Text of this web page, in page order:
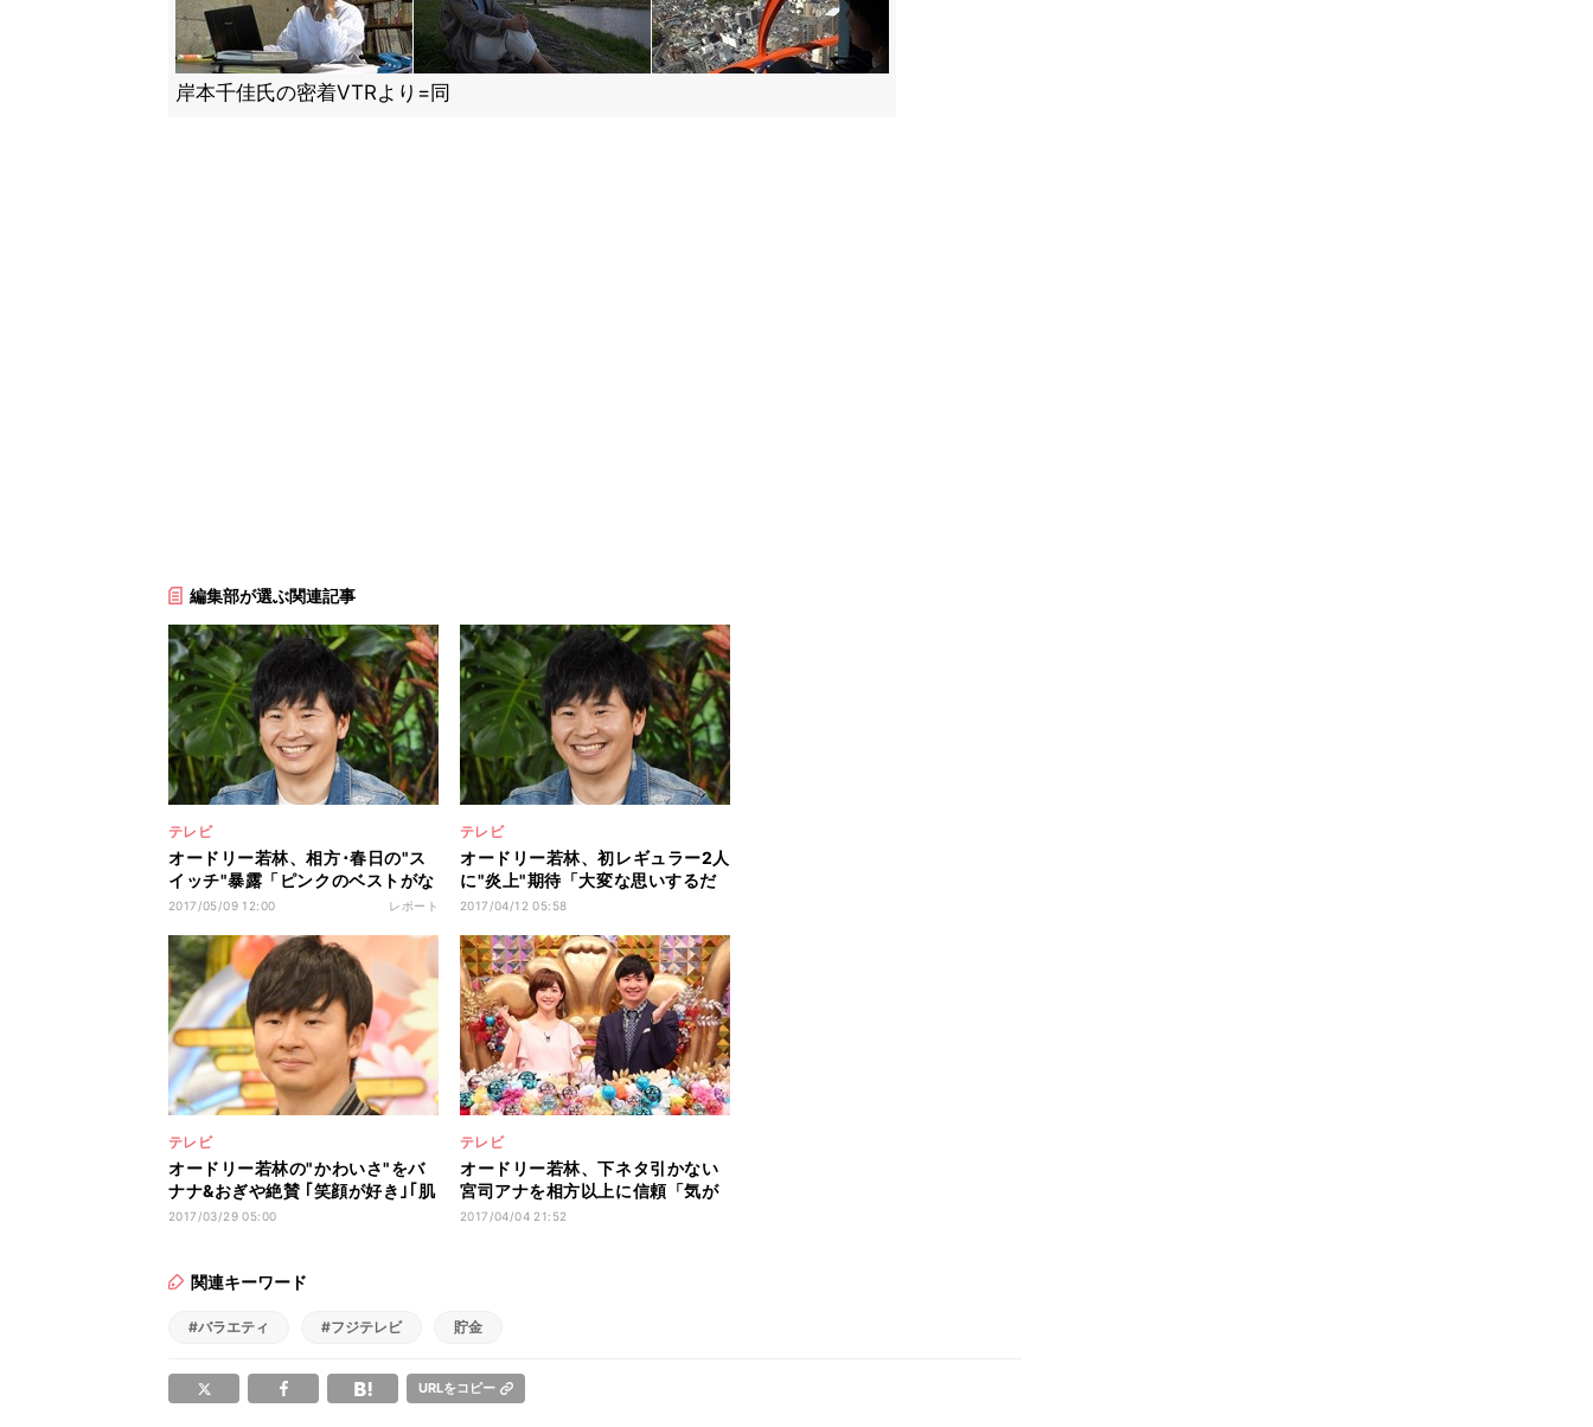
岸本千佳氏の密着VTRより=同
編集部が選ぶ関連記事
テレビ
オードリー若林、相方･春日の"ス
イッチ"暴露「ピンクのベストがな
くて大騒ぎ」- セブンルールの"セ
2017/05/09 12:00 レポート
テレビ
オードリー若林、初レギュラー2人
に"炎上"期待「大変な思いするだ
ろうな」
2017/04/12 05:58
テレビ
オードリー若林の"かわいさ"をバ
ナナ&おぎや絶賛 ｢笑顔が好き｣｢肌
モチモチ｣
2017/03/29 05:00
テレビ
オードリー若林、下ネタ引かない
宮司アナを相方以上に信頼「気が
強い」
2017/04/04 21:52
関連キーワード
#バラエティ #フジテレビ 貯金
URLをコピー